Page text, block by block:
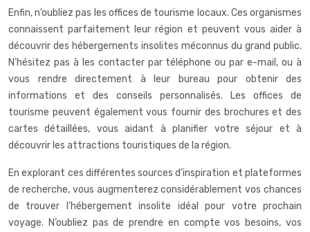
Enfin, n’oubliez pas les offices de tourisme locaux. Ces organismes
connaissent parfaitement leur région et peuvent vous aider à
découvrir des hébergements insolites méconnus du grand public.
N’hésitez pas à les contacter par téléphone ou par e-mail, ou à
vous rendre directement à leur bureau pour obtenir des
informations et des conseils personnalisés. Les offices de
tourisme peuvent également vous fournir des brochures et des
cartes détaillées, vous aidant à planifier votre séjour et à
découvrir les attractions touristiques de la région.
En explorant ces différentes sources d’inspiration et plateformes
de recherche, vous augmenterez considérablement vos chances
de trouver l’hébergement insolite idéal pour votre prochain
voyage. N’oubliez pas de prendre en compte vos besoins, vos